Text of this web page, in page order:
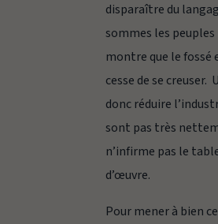
disparaître du
sommes les
montre que le fossé
cesse de se creuser.
donc réduire
sont pas très
n’infirme pas le
d’œuvre.
Pour mener à bien